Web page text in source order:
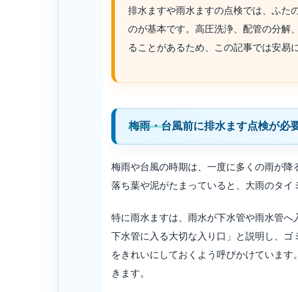
排水ますや雨水ますの点検では、ふた
のが基本です。高圧洗浄、配管の分解
ることがあるため、この記事では安易
梅雨・台風前に排水ます点検が必
梅雨や台風の時期は、一度に多くの雨が
落ち葉や泥がたまっていると、大雨のタイ
特に雨水ますは、雨水が下水管や雨水管
下水管に入る大切な入り口」と説明し、
をきれいにしておくよう呼びかけています
きます。